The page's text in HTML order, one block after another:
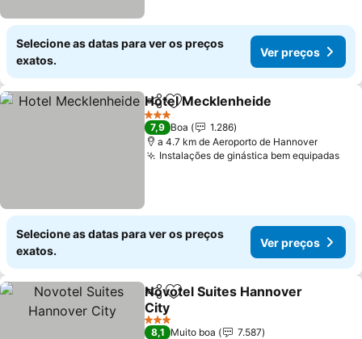
Selecione as datas para ver os preços
exatos.
Ver preços
PartilharAdicionar aos favoritos
Hotel Mecklenheide
3 Estrelas
7,9 Boa
1.286
a 4.7 km de Aeroporto de Hannover
Instalações de ginástica bem equipadas
Selecione as datas para ver os preços
exatos.
Ver preços
PartilharAdicionar aos favoritos
Novotel Suites Hannover
City
3 Estrelas
8,1 Muito boa
7.587